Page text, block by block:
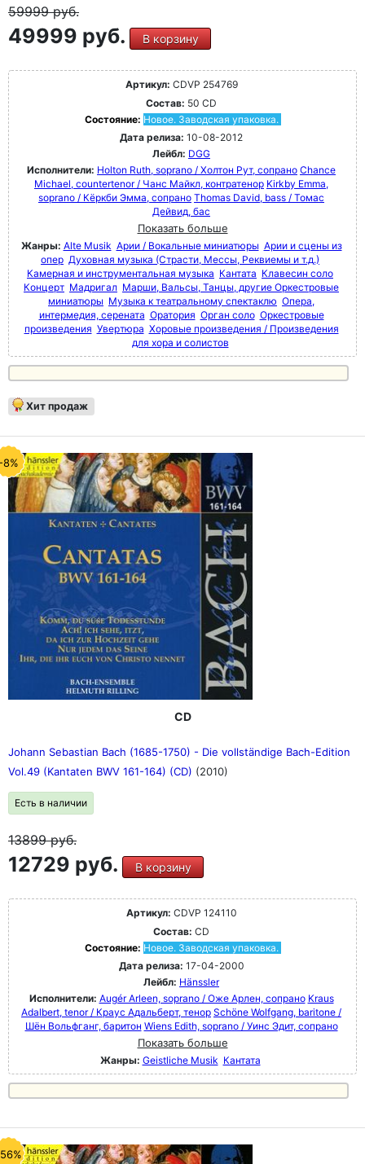
59999руб.
49999 руб. В корзину
Артикул: CDVP 254769
Состав: 50 CD
Состояние: Новое. Заводская упаковка.
Дата релиза: 10-08-2012
Лейбл: DGG
Исполнители: Holton Ruth, soprano / Холтон Рут, сопрано Chance
Michael, countertenor / Чанс Майкл, контратенор Kirkby Emma,
soprano / Кёркби Эмма, сопрано Thomas David, bass / Томас
Дейвид, бас
Показать больше
Жанры: Alte Musik Арии / Вокальные миниатюры Арии и сцены из
опер Духовная музыка (Страсти, Мессы, Реквиемы и т.д.)
Камерная и инструментальная музыка Кантата Клавесин соло
Концерт Мадригал Марши, Вальсы, Танцы, другие Оркестровые
миниатюры Музыка к театральному спектаклю Опера,
интермедия, серената Оратория Орган соло Оркестровые
произведения Увертюра Хоровые произведения / Произведения
для хора и солистов
Хит продаж
8%
CD
Johann Sebastian Bach (1685-1750) - Die vollständige Bach-Edition
Vol.49 (Kantaten BWV 161-164) (CD) (2010)
Есть в наличии
13899руб.
12729 руб. В корзину
Артикул: CDVP 124110
Состав: CD
Состояние: Новое. Заводская упаковка.
Дата релиза: 17-04-2000
Лейбл: Hänssler
Исполнители: Augér Arleen, soprano / Оже Арлен, сопрано Kraus
Adalbert, tenor / Краус Адальберт, тенор Schöne Wolfgang, baritone /
Шён Вольфганг, баритон Wiens Edith, soprano / Уинс Эдит, сопрано
Показать больше
Жанры: Geistliche Musik Кантата